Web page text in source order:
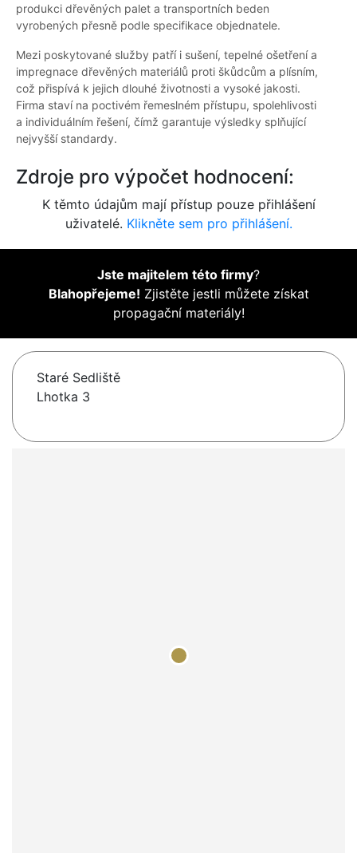
produkci dřevěných palet a transportních beden
vyrobených přesně podle specifikace objednatele.
Mezi poskytované služby patří i sušení, tepelné ošetření a
impregnace dřevěných materiálů proti škůdcům a plísním,
což přispívá k jejich dlouhé životnosti a vysoké jakosti.
Firma staví na poctivém řemeslném přístupu, spolehlivosti
a individuálním řešení, čímž garantuje výsledky splňující
nejvyšší standardy.
Zdroje pro výpočet hodnocení:
K těmto údajům mají přístup pouze přihlášení
uživatelé. Klikněte sem pro přihlášení.
Jste majitelem této firmy?
Blahopřejeme! Zjistěte jestli můžete získat
propagační materiály!
Staré Sedliště
Lhotka 3